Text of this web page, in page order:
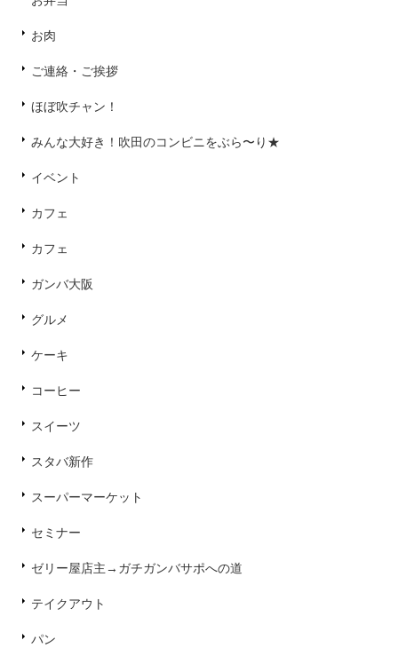
お肉
ご連絡・ご挨拶
ほぼ吹チャン！
みんな大好き！吹田のコンビニをぶら〜り★
イベント
カフェ
カフェ
ガンバ大阪
グルメ
ケーキ
コーヒー
スイーツ
スタバ新作
スーパーマーケット
セミナー
ゼリー屋店主→ガチガンバサポへの道
テイクアウト
パン